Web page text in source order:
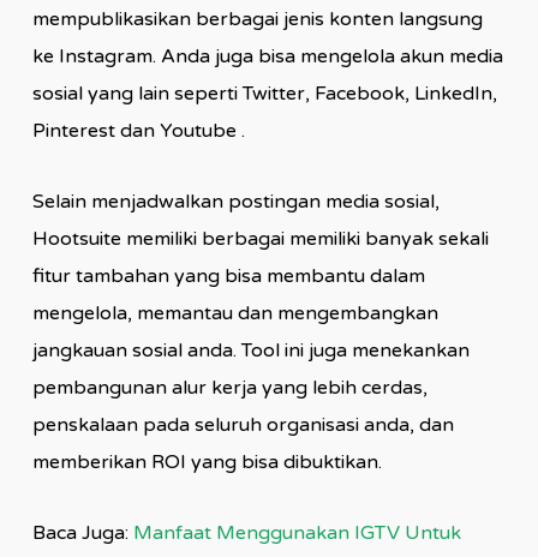
mempublikasikan berbagai jenis konten langsung
ke Instagram. Anda juga bisa mengelola akun media
sosial yang lain seperti Twitter, Facebook, LinkedIn,
Pinterest dan Youtube .
Selain menjadwalkan postingan media sosial,
Hootsuite memiliki berbagai memiliki banyak sekali
fitur tambahan yang bisa membantu dalam
mengelola, memantau dan mengembangkan
jangkauan sosial anda. Tool ini juga menekankan
pembangunan alur kerja yang lebih cerdas,
penskalaan pada seluruh organisasi anda, dan
memberikan ROI yang bisa dibuktikan.
Baca Juga: Manfaat Menggunakan IGTV Untuk